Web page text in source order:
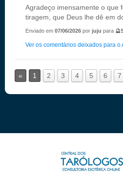
Agradeço imensamente o que
tiragem, que Deus lhe dê em
Enviado em 07/06/2026 por juju para
Ver os comentários deixados para o
« 1 2 3 4 5 6 7